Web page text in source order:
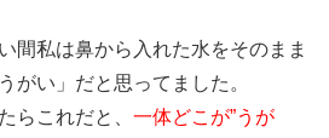
間私は鼻から入れた水をそのまま
がい」だと思ってました。
らこれだと、一体どこが”うが